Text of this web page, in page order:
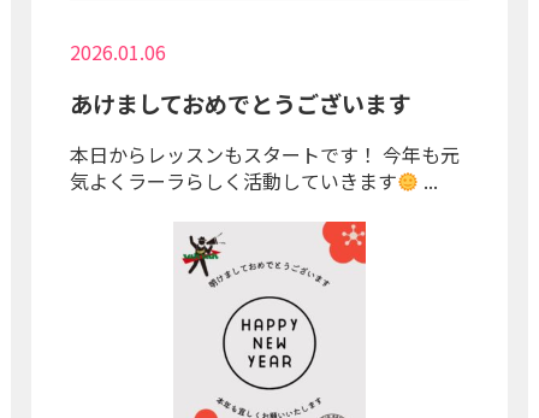
2026.01.06
あけましておめでとうございます
本日からレッスンもスタートです！ 今年も元
気よくラーラらしく活動していきます
...